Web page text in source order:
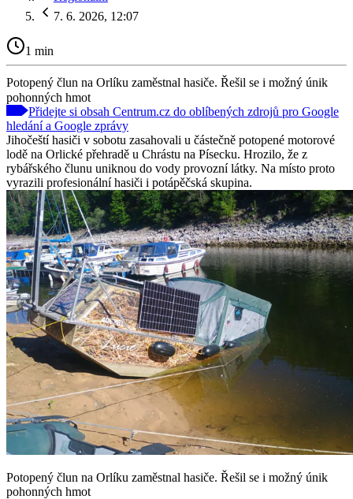
7. 6. 2026, 12:07
1 min
Potopený člun na Orlíku zaměstnal hasiče. Řešil se i možný únik
pohonných hmot
Přidejte si obsah Centrum.cz do oblíbených zdrojů pro Google
hledání a Google zprávy
Jihočeští hasiči v sobotu zasahovali u částečně potopené motorové
lodě na Orlické přehradě u Chrástu na Písecku. Hrozilo, že z
rybářského člunu uniknou do vody provozní látky. Na místo proto
vyrazili profesionální hasiči i potápěčská skupina.
Potopený člun na Orlíku zaměstnal hasiče. Řešil se i možný únik
pohonných hmot